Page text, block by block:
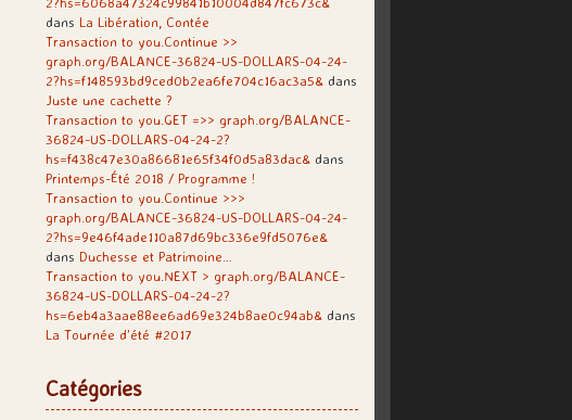
dans La Libération, Contée
Transaction to you.Continue >>
graph.org/BALANCE-36824-US-DOLLARS-04-24-
2?hs=f148593bd9ced0b2ea6fe704c16ac3a5& dans
Juste une cachette ?
Transaction to you.GET =>> graph.org/BALANCE-
36824-US-DOLLARS-04-24-2?
hs=f438c47e30a86681e65f34f0d5a83dac& dans
Printemps-Été 2018 / Programme !
Transaction to you.Continue >>>
graph.org/BALANCE-36824-US-DOLLARS-04-24-
2?hs=9e46f4ade110a87d69bc336e9fd5076e&
dans Duchesse et Patrimoine…
Transaction to you.NEXT > graph.org/BALANCE-
36824-US-DOLLARS-04-24-2?
hs=6eb4a3aae88ee6ad69e324b8ae0c94ab& dans
La Tournée d’été #2017
Catégories